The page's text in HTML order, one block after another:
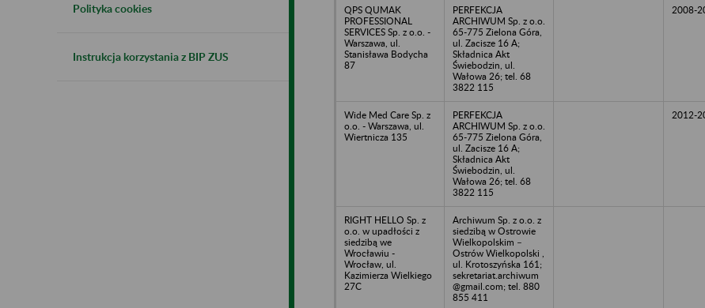
Polityka cookies
Instrukcja korzystania z BIP ZUS
QPS QUMAK
PROFESSIONAL
SERVICES Sp. z o.o. -
Warszawa, ul.
Stanisława Bodycha
87
PERFEKCJA
ARCHIWUM Sp. z o.o.
65-775 Zielona Góra,
ul. Zacisze 16 A;
Składnica Akt
Świebodzin, ul.
Wałowa 26; tel. 68
3822 115
2008-
Wide Med Care Sp. z
o.o. - Warszawa, ul.
Wiertnicza 135
PERFEKCJA
ARCHIWUM Sp. z o.o.
65-775 Zielona Góra,
ul. Zacisze 16 A;
Składnica Akt
Świebodzin, ul.
Wałowa 26; tel. 68
3822 115
2012-
RIGHT HELLO Sp. z
o.o. w upadłości z
siedzibą we
Wrocławiu -
Wrocław, ul.
Kazimierza Wielkiego
27C
Archiwum Sp. z o.o. z
siedzibą w Ostrowie
Wielkopolskim –
Ostrów Wielkopolski ,
ul. Krotoszyńska 161;
sekretariat.archiwum
@gmail.com; tel. 880
855 411